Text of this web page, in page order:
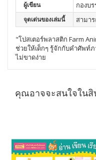
ผู้เขียน กองบ
จุดเด่นของเล่มนี้ สามา
"โปสเตอร์พลาสติก Farm
ช่วยให้เด็กๆ รู้จักกับคำศัพท์
ไม่ขาดง่าย
คุณอาจจะสนใจใน